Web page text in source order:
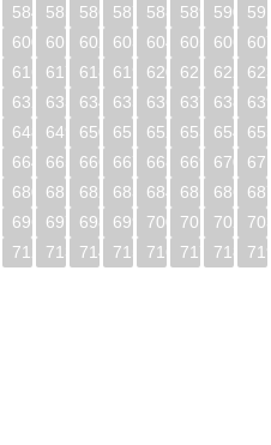
584 585 586 587 588 589 590
600 601 602 603 604 605 606
616 617 618 619 620 621 622
632 633 634 635 636 637 638
648 649 650 651 652 653 654
664 665 666 667 668 669 670
680 681 682 683 684 685 686
696 697 698 699 700 701 702
712 713 714 715 716 717 718